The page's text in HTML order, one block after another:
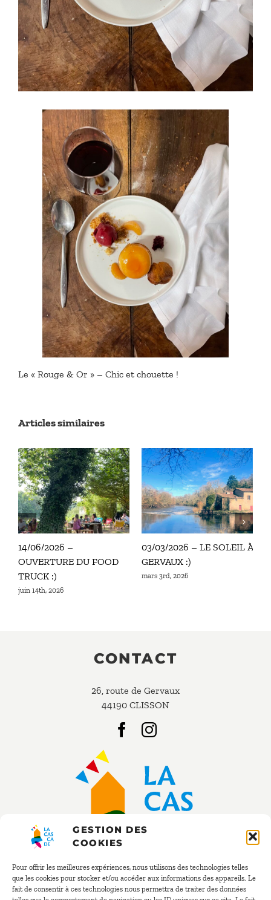
GESTION DES
COOKIES
Pour offrir les meilleures expériences, nous utilisons des technologies telles
que les cookies pour stocker et/ou accéder aux informations des appareils. Le
fait de consentir à ces technologies nous permettra de traiter des données
Le « Rouge & Or » – Chic et chouette !
Articles similaires
14/06/2026 –
OUVERTURE DU FOOD
TRUCK :)
juin 14th, 2026
03/03/2026 – LE SOLEIL À
GERVAUX :)
mars 3rd, 2026
CONTACT
26, route de Gervaux
44190 CLISSON